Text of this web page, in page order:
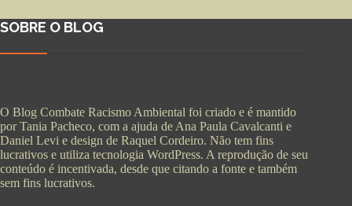
SOBRE O BLOG
O Blog Combate Racismo Ambiental foi criado e é mantido
por Tania Pacheco, com a ajuda de Ana Paula Cavalcanti e
Daniel Levi e design de Raquel Cordeiro. Não tem fins
lucrativos e utiliza tecnologia WordPress. A reprodução de seu
conteúdo é incentivada, desde que citando a fonte e também
sem fins lucrativos.